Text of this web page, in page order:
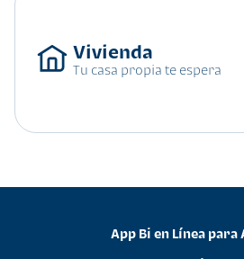
Tu casa propia te espera
App Bi en Línea